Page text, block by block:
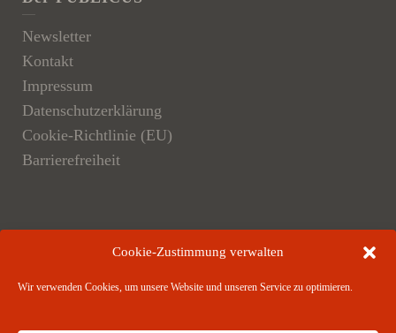
Cookie-Zustimmung verwalten
Wir verwenden Cookies, um unsere Website und unseren Service zu optimieren.
Newsletter
Kontakt
Impressum
Datenschutzerklärung
Cookie-Richtlinie (EU)
Barrierefreiheit